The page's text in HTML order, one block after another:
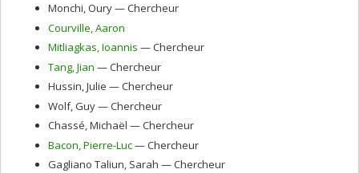
Monchi, Oury— Chercheur
Courville, Aaron
Mitliagkas, Ioannis — Chercheur
Tang, Jian — Chercheur
Hussin, Julie — Chercheur
Wolf, Guy— Chercheur
Chassé, Michaël — Chercheur
Bacon, Pierre-Luc— Chercheur
Gagliano Taliun, Sarah — Chercheur